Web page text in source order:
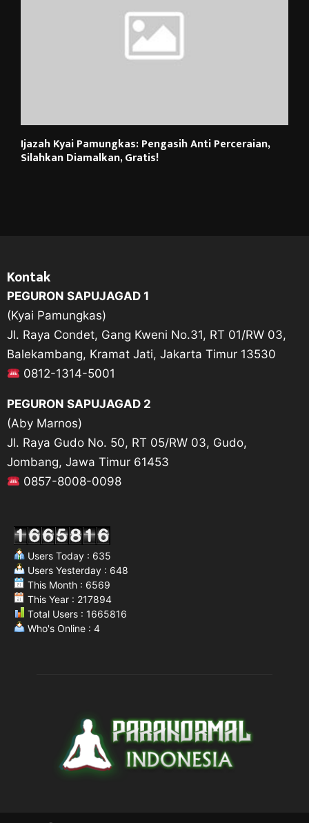
Ijazah Kyai Pamungkas: Pengasih Anti Perceraian,
Silahkan Diamalkan, Gratis!
Kontak
PEGURON SAPUJAGAD 1
(Kyai Pamungkas)
Jl. Raya Condet, Gang Kweni No.31, RT 01/RW 03,
Balekambang, Kramat Jati, Jakarta Timur 13530
0812-1314-5001
PEGURON SAPUJAGAD 2
(Aby Marnos)
Jl. Raya Gudo No. 50, RT 05/RW 03, Gudo,
Jombang, Jawa Timur 61453
0857-8008-0098
Users Today : 635
Users Yesterday : 648
This Month : 6569
This Year : 217894
Total Users : 1665816
Who's Online : 4